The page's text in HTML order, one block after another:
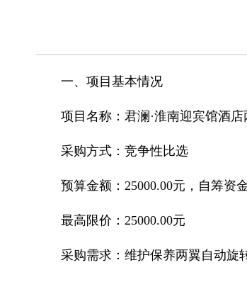
一、项目基本情况
项目名称：君澜·淮南迎宾馆酒
采购方式：竞争性比选
预算金额：25000.00元，自筹资
最高限价：25000.00元
采购需求：维护保养两翼自动旋